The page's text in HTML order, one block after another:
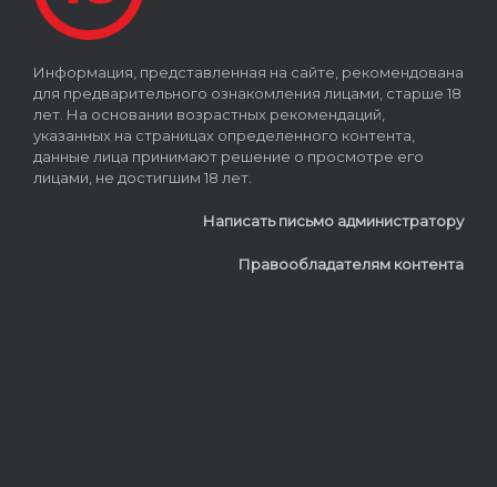
Информация, представленная на сайте, рекомендована
для предварительного ознакомления лицами, старше 18
лет. На основании возрастных рекомендаций,
указанных на страницах определенного контента,
данные лица принимают решение о просмотре его
лицами, не достигшим 18 лет.
Написать письмо администратору
Правообладателям контента